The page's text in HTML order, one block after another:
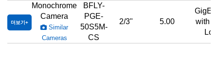
더보기
Monochrome
Camera
Similar
Cameras
BFLY-
PGE-
50S5M-
CS
2/3" 5.00
GigE,
with